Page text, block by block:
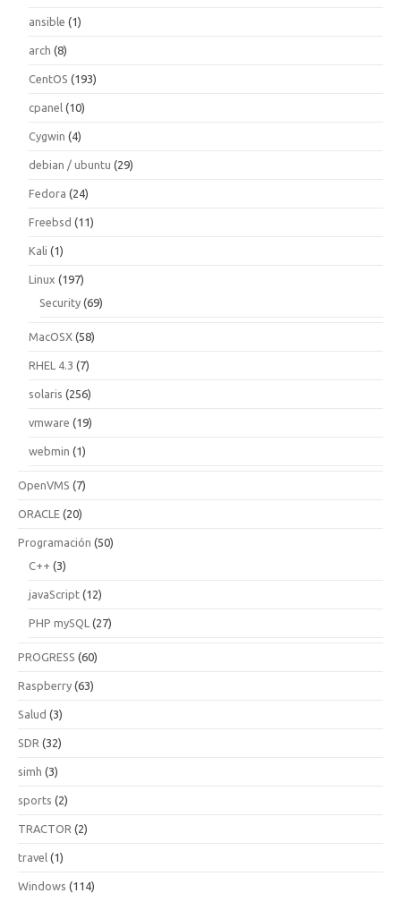
ansible (1)
arch (8)
CentOS (193)
cpanel (10)
Cygwin (4)
debian / ubuntu (29)
Fedora (24)
Freebsd (11)
Kali (1)
Linux (197)
Security (69)
MacOSX (58)
RHEL 4.3 (7)
solaris (256)
vmware (19)
webmin (1)
OpenVMS (7)
ORACLE (20)
Programación (50)
C++ (3)
javaScript (12)
PHP mySQL (27)
PROGRESS (60)
Raspberry (63)
Salud (3)
SDR (32)
simh (3)
sports (2)
TRACTOR (2)
travel (1)
Windows (114)